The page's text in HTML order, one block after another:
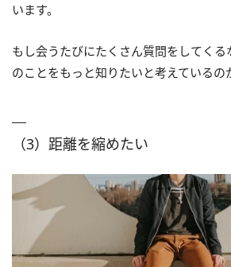
います。
もし会うたびにたくさん質問をしてく
のことをもっと知りたいと考えているの
（3）距離を縮めたい